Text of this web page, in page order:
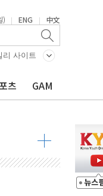
) | ENG | 中文
리 사이트
츠 GAM